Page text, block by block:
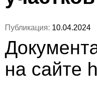
Публикация: 10.04.2024
на сайте